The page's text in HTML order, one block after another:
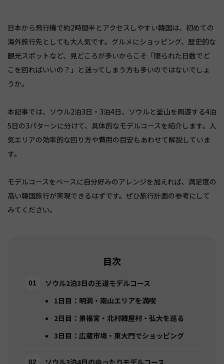
日本から飛行機で約2時間半とアクセスしやすい韓国は、初めての
海外旅行先としても大人気です。グルメにショッピング、歴史的な
観光スポットなど、見どころが多いからこそ「限られた日数でど
こを回ればいいの？」と迷ってしまう方も多いのではないでしょ
うか。
本記事では、ソウル2泊3日・3泊4日、ソウルと釜山を周遊する4泊
5日の3パターンに分けて、具体的なモデルコースを紹介します。人
気エリアの効率的な回り方や費用の目安もあわせて解説していま
す。
モデルコースをベースに自分好みのアレンジを加えれば、満足度の
高い韓国旅行が実現できるはずです。ぜひ旅行計画の参考にして
みてください。
目次
ソウル2泊3日の王道モデルコース
1日目：明洞・南山エリアを満喫
2日目：景福宮・北村韓屋村・弘大を巡る
3日目：広蔵市場・東大門でショッピング
ソウル3泊4日のゆったりモデルコース